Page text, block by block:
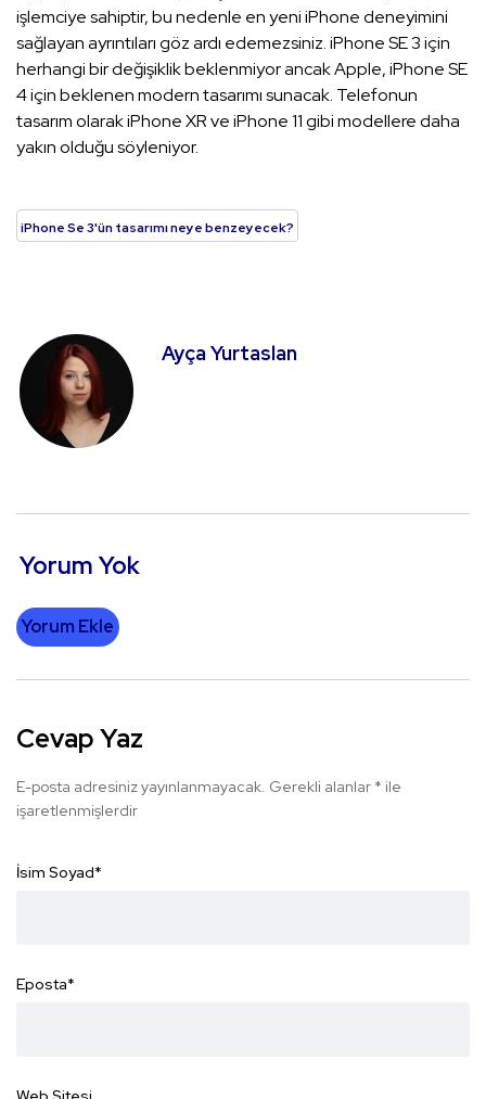
işlemciye sahiptir, bu nedenle en yeni iPhone deneyimini
sağlayan ayrıntıları göz ardı edemezsiniz. iPhone SE 3 için
herhangi bir değişiklik beklenmiyor ancak Apple, iPhone SE
4 için beklenen modern tasarımı sunacak. Telefonun
tasarım olarak iPhone XR ve iPhone 11 gibi modellere daha
yakın olduğu söyleniyor.
iPhone Se 3'ün tasarımı neye benzeyecek?
Ayça Yurtaslan
Yorum Yok
Yorum Ekle
Cevap Yaz
E-posta adresiniz yayınlanmayacak. Gerekli alanlar * ile
işaretlenmişlerdir
İsim Soyad*
Eposta*